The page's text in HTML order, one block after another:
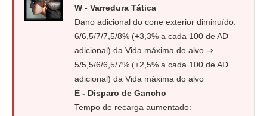
W - Varredura Tática
Dano adicional do cone exterior diminuído:
6/6,5/7/7,5/8% (+3,3% a cada 100 de AD
adicional) da Vida máxima do alvo ⇒
5/5,5/6/6,5/7% (+2,5% a cada 100 de AD
adicional) da Vida máxima do alvo
E - Disparo de Gancho
Tempo de recarga aumentado: